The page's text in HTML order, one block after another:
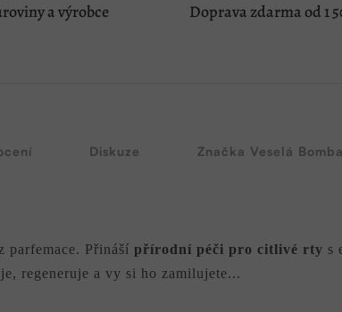
a výrobce Doprava zdarma od 1
Diskuze Značka Veselá Bomba
parfemace. Přináší přírodní péči pro citlivé rty s
regeneruje a vy si ho zamilujete...